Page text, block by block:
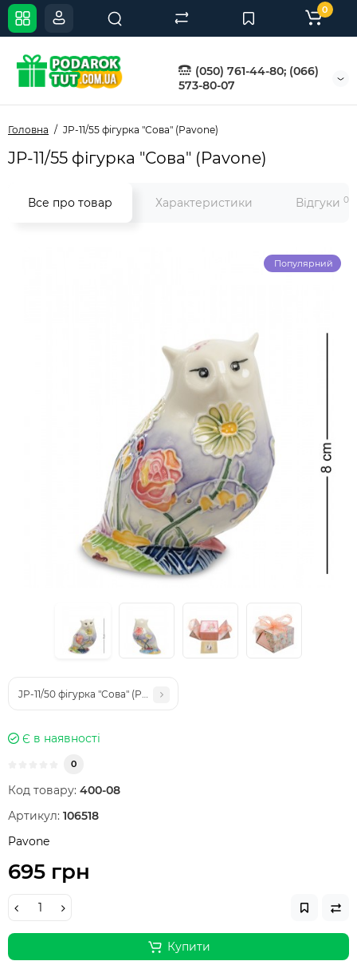
(050) 761-44-80; (066)
573-80-07
0
Головна JP-11/55 фігурка "Сова" (Pavone)
JP-11/55 фігурка "Сова" (Pavone)
Все про товар Характеристики Відгуки 0
Популярний
JP-11/50 фігурка "Сова" (Pavone)
Є в наявності
0
Код товару: 400-08
Артикул: 106518
Pavone
695 грн
Купити